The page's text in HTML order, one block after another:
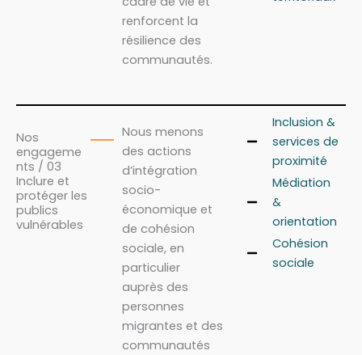
renforcent la
résilience des
communautés.
Nos
engageme
nts / 03
Inclure et
protéger les
publics
vulnérables
Nous menons
des actions
d’intégration
socio-
économique et
de cohésion
sociale, en
particulier
auprès des
personnes
migrantes et des
communautés
Inclusion &
services de
proximité
Médiation
&
orientation
Cohésion
sociale